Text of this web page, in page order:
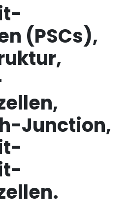
(PSCs),
Junction,